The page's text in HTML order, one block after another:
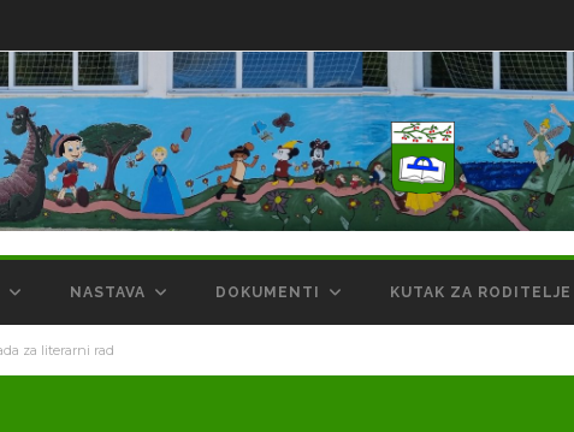
NASTAVA DOKUMENTI KUTAK ZA RODITELJE
za literarni rad